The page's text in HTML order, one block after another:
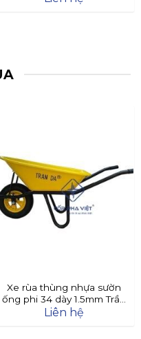
Xe rùa thùng nhựa sườn
ống phi 34 dày 1.5mm Trần
Đà
Liên hệ